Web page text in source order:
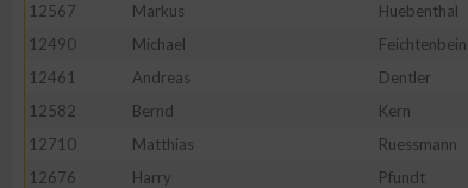
12567
Markus Huebenthal
12490
Michael
12461
Andreas Dentler
12582
Bernd Kern
12710
Matthias Ruessmann
12676
Harry Pfundt
IAB-Besonderheiten:
Geräte anhand von aktiv angeforderten